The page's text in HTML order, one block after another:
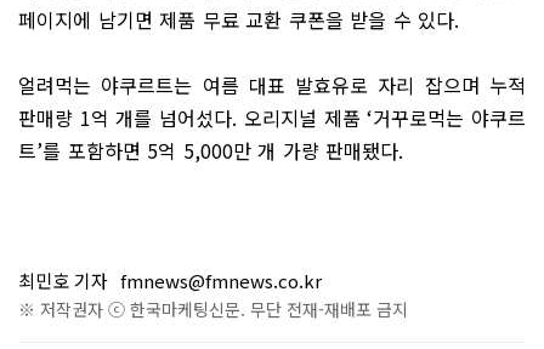
페이지에 남기면 제품 무료 교환 쿠폰을 받을 수 있다.
얼려먹는 야쿠르트는 여름 대표 발효유로 자리 잡으며 누적
판매량 1억 개를 넘어섰다. 오리지널 제품‘거꾸로먹는 야쿠르
트’를 포함하면 5억 5,000만 개 가량 판매됐다.
최민호 기자 fmnews@fmnews.co.kr
※ 저작권자 ⓒ 한국마케팅신문. 무단 전재-재배포 금지